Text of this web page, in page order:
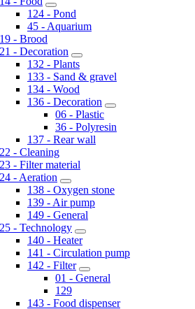
124 - Pond
45 - Aquarium
19 - Brood
21 - Decoration
132 - Plants
133 - Sand & gravel
134 - Wood
136 - Decoration
06 - Plastic
36 - Polyresin
137 - Rear wall
22 - Cleaning
23 - Filter material
24 - Aeration
138 - Oxygen stone
139 - Air pump
149 - General
25 - Technology
140 - Heater
141 - Circulation pump
142 - Filter
01 - General
129
143 - Food dispenser